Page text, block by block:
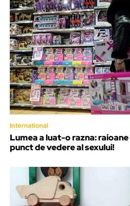
International
Lumea a luat-o razna:
punct de vedere al sexului!